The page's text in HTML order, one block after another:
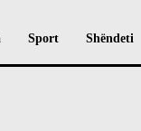
Sport Shëndeti